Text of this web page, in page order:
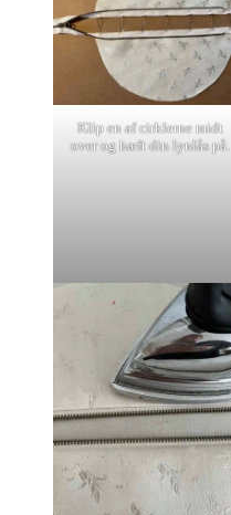
Klip en af cirklerne midt
over og hæft din lynlås på.